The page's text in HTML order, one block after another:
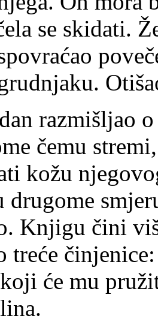
se skidati.
razmišljao
čemu
kožu
drugome
Knjigu čini
treće
će mu